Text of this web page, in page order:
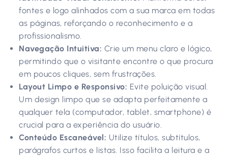
fontes e logo alinhados com a sua marca em todas
as páginas, reforçando o reconhecimento e a
profissionalismo.
Navegação Intuitiva: Crie um menu claro e lógico,
permitindo que o visitante encontre o que procura
em poucos cliques, sem frustrações.
Layout Limpo e Responsivo: Evite poluição visual.
Um design limpo que se adapta perfeitamente a
qualquer tela (computador, tablet, smartphone) é
crucial para a experiência do usuário.
Conteúdo Escaneável: Utilize títulos, subtítulos,
parágrafos curtos e listas. Isso facilita a leitura e a